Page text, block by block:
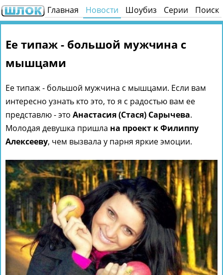
Главная Новости Шоубиз Серии Поиск
Ее типаж - большой мужчина с
мышцами
Ее типаж - большой мужчина с мышцами. Если вам
интересно узнать кто это, то я с радостью вам ее
представлю - это Анастасия (Стася) Сарычева.
Молодая девушка пришла на проект к Филиппу
Алексееву, чем вызвала у парня яркие эмоции.